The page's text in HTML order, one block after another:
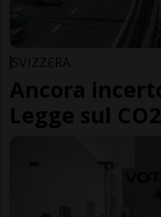
SVIZZERA
Ancora
Legge sul CO2